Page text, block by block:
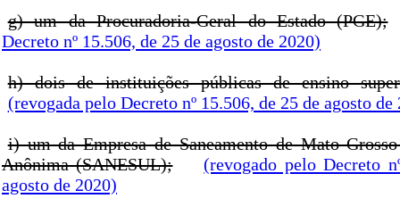
g) um da Procuradoria-Geral do Estado (PGE);
Decreto nº 15.506, de 25 de agosto de 2020)
h) dois de instituições públicas de ensino
(revogada pelo Decreto nº 15.506, de 25 de agosto de
i) um da Empresa de Saneamento de Mato
Anônima (SANESUL);
(revogado pelo Decreto
agosto de 2020)